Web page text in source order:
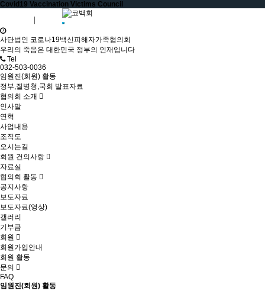
Covid19 Vaccination Victims Council
사단법인 코로나19백신피해자가족협의회
우리의 죽음은 대한민국 정부의 인재입니다
Tel
032-503-0036
임원진(회원) 활동
정부,질병청,국회 발표자료
협의회 소개
인사말
연혁
사업내용
조직도
오시는길
회원 건의사항
자료실
협의회 활동
공지사항
보도자료
보도자료(영상)
갤러리
기부금
회원
회원가입안내
회원 활동
문의
FAQ
임원진(회원) 활동